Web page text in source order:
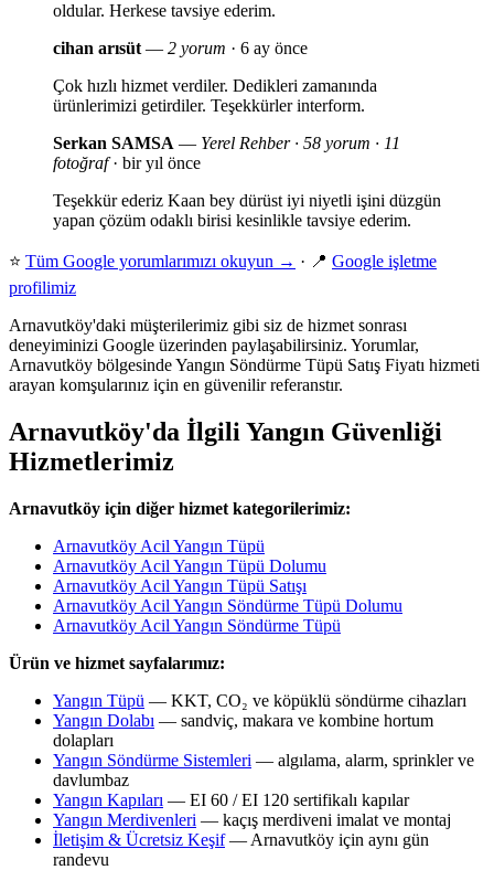
oldular. Herkese tavsiye ederim.
cihan arısüt— 2 yorum · 6 ay önce
Çok hızlı hizmet verdiler. Dedikleri zamanında
ürünlerimizi getirdiler. Teşekkürler interform.
Serkan SAMSA — Yerel Rehber · 58 yorum · 11
fotoğraf· bir yıl önce
Teşekkür ederiz Kaan bey dürüst iyi niyetli işini düzgün
yapan çözüm odaklı birisi kesinlikle tavsiye ederim.
⭐ Tüm Google yorumlarımızı okuyun → · 📍 Google işletme
profilimiz
Arnavutköy'daki müşterilerimiz gibi siz de hizmet sonrası
deneyiminizi Google üzerinden paylaşabilirsiniz. Yorumlar,
Arnavutköy bölgesinde Yangın Söndürme Tüpü Satış Fiyatı hizmeti
arayan komşularınız için en güvenilir referanstır.
Arnavutköy'da İlgili Yangın Güvenliği
Hizmetlerimiz
Arnavutköy için diğer hizmet kategorilerimiz:
Arnavutköy Acil Yangın Tüpü
Arnavutköy Acil Yangın Tüpü Dolumu
Arnavutköy Acil Yangın Tüpü Satışı
Arnavutköy Acil Yangın Söndürme Tüpü Dolumu
Arnavutköy Acil Yangın Söndürme Tüpü
Ürün ve hizmet sayfalarımız:
Yangın Tüpü — KKT, CO₂ ve köpüklü söndürme cihazları
Yangın Dolabı — sandviç, makara ve kombine hortum
dolapları
Yangın Söndürme Sistemleri — algılama, alarm, sprinkler ve
davlumbaz
Yangın Kapıları — EI 60 / EI 120 sertifikalı kapılar
Yangın Merdivenleri — kaçış merdiveni imalat ve montaj
İletişim & Ücretsiz Keşif— Arnavutköy için aynı gün
randevu